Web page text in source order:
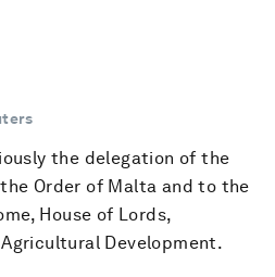
the delegation of the
Order of Malta and to the
House of Lords,
Development.